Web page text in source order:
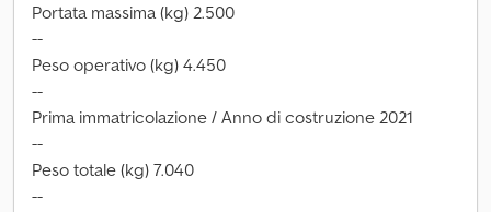
Portata massima (kg) 2.500
--
Peso operativo (kg) 4.450
--
Prima immatricolazione / Anno di costruzione 2021
--
Peso totale (kg) 7.040
--